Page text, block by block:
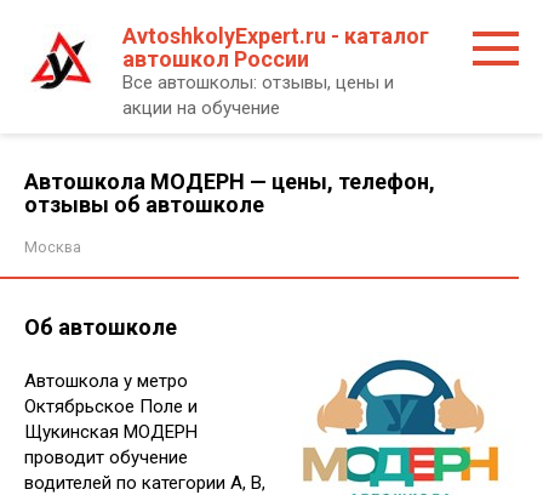
контенту
AvtoshkolyExpert.ru - каталог
автошкол России
Все автошколы: отзывы, цены и
акции на обучение
Автошкола МОДЕРН — цены, телефон,
отзывы об автошколе
Москва
Об автошколе
Автошкола у метро
Октябрьское Поле и
Щукинская МОДЕРН
проводит обучение
водителей по категории А, В,